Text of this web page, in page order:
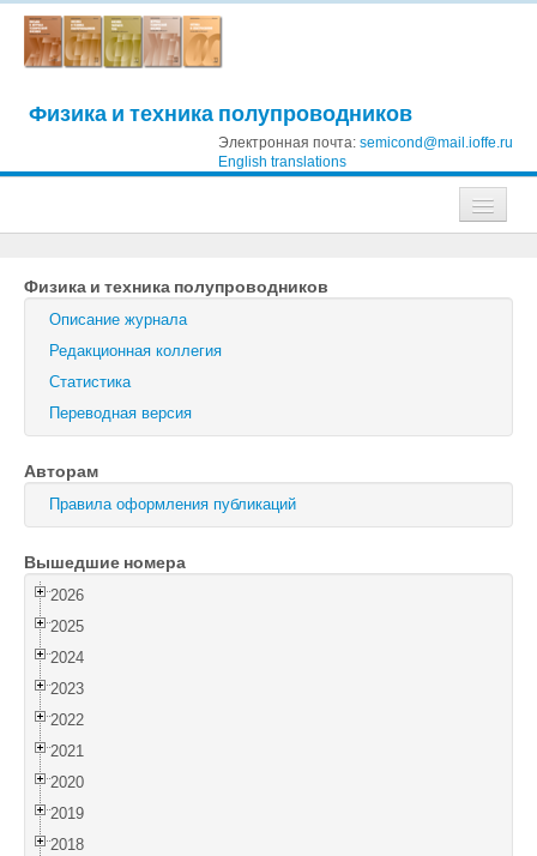
Физика и техника полупроводников
Электронная почта: semicond@mail.ioffe.ru
English translations
Журнал технической физики
Письма в Журнал технической физики
Физика твердого тела
Физика и техника полупроводников
Оптика и спектроскопия
Поиск
Войти
Физика и техника полупроводников
Описание журнала
Редакционная коллегия
Статистика
Переводная версия
Авторам
Правила оформления публикаций
Вышедшие номера
2026
2025
2024
2023
2022
2021
2020
2019
2018